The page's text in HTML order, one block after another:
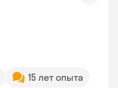
15 лет опыта